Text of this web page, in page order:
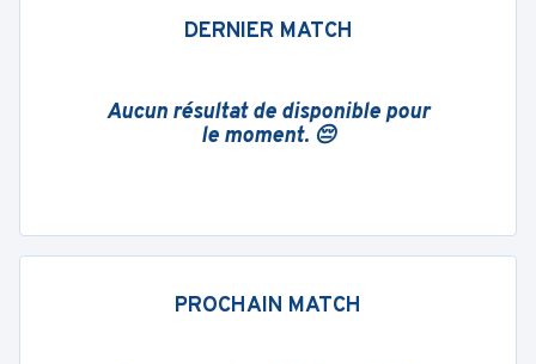
DERNIER MATCH
Aucun résultat de disponible pour
le moment. 😔
PROCHAIN MATCH